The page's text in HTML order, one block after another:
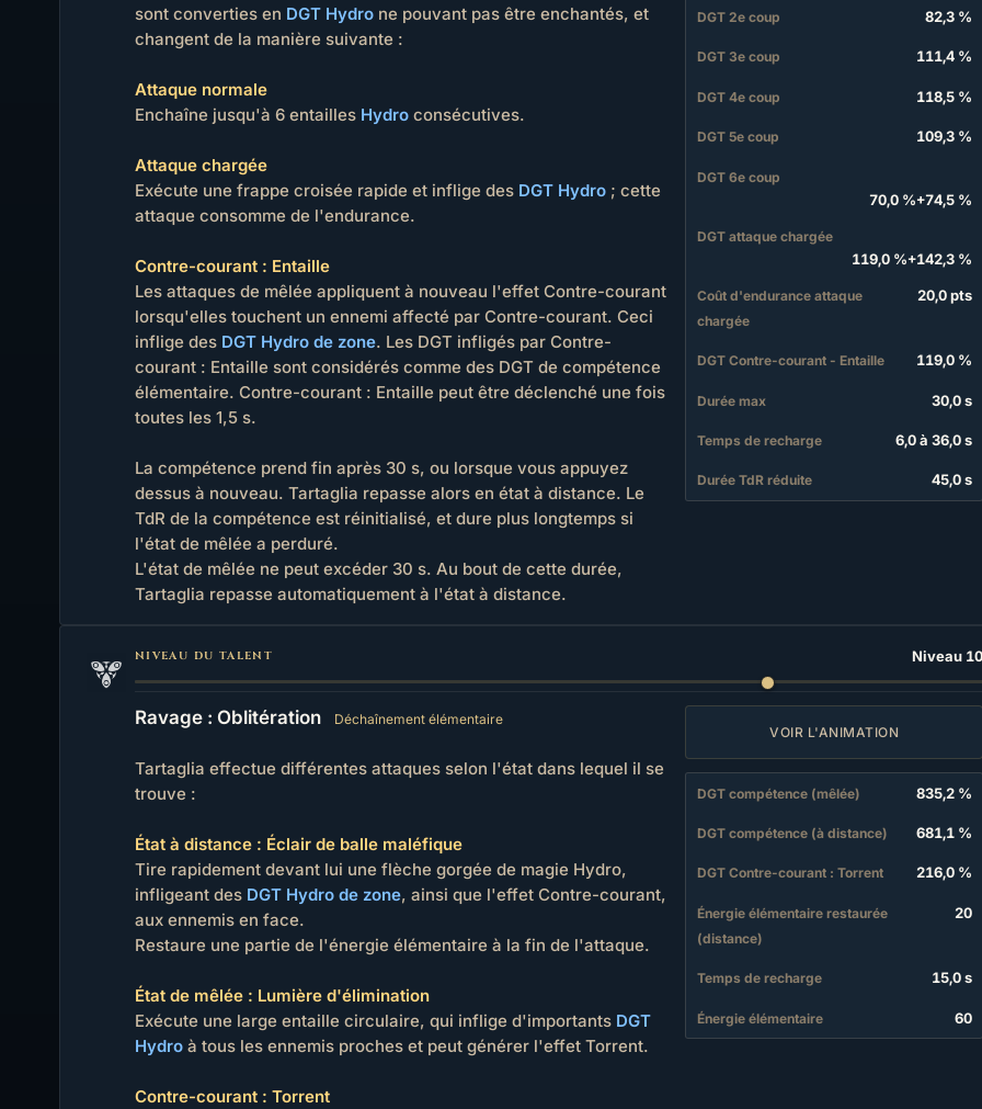
sont converties en DGT Hydrone pouvant pas être enchantés, et
changent de la manière suivante :
Attaque normale
Enchaîne jusqu'à 6 entailles Hydroconsécutives.
Attaque chargée
Exécute une frappe croisée rapide et inflige des DGT Hydro; cette
attaque consomme de l'endurance.
Contre-courant : Entaille
Les attaques de mêlée appliquent à nouveau l'effet Contre-courant
lorsqu'elles touchent un ennemi affecté par Contre-courant. Ceci
inflige des DGT Hydro de zone. Les DGT infligés par Contre-
courant : Entaille sont considérés comme des DGT de compétence
élémentaire. Contre-courant : Entaille peut être déclenché une fois
toutes les 1,5 s.
La compétence prend fin après 30 s, ou lorsque vous appuyez
dessus à nouveau. Tartaglia repasse alors en état à distance. Le
TdR de la compétence est réinitialisé, et dure plus longtemps si
l'état de mêlée a perduré.
L'état de mêlée ne peut excéder 30 s. Au bout de cette durée,
Tartaglia repasse automatiquement à l'état à distance.
DGT 2e coup 82,3 %
DGT 3e coup 111,4 %
DGT 4e coup 118,5 %
DGT 5e coup 109,3 %
DGT 6e coup
70,0 %+74,5 %
DGT attaque chargée
119,0 %+142,3 %
Coût d'endurance attaque
chargée
20,0 pts
DGT Contre-courant - Entaille 119,0 %
Durée max 30,0 s
Temps de recharge 6,0 à 36,0 s
Durée TdR réduite 45,0 s
NIVEAU DU TALENT Niveau
Ravage : Oblitération Déchaînement élémentaire
Tartaglia effectue différentes attaques selon l'état dans lequel il se
trouve :
État à distance : Éclair de balle maléfique
Tire rapidement devant lui une flèche gorgée de magie Hydro,
infligeant des DGT Hydro de zone, ainsi que l'effet Contre-courant,
aux ennemis en face.
Restaure une partie de l'énergie élémentaire à la fin de l'attaque.
État de mêlée : Lumière d'élimination
Exécute une large entaille circulaire, qui inflige d'importants DGT
Hydroà tous les ennemis proches et peut générer l'effet Torrent.
Contre-courant : Torrent
VOIR L'ANIMATION
DGT compétence (mêlée) 835,2 %
DGT compétence (à distance) 681,1 %
DGT Contre-courant : Torrent 216,0 %
Énergie élémentaire restaurée
(distance)
20
Temps de recharge 15,0 s
Énergie élémentaire 60